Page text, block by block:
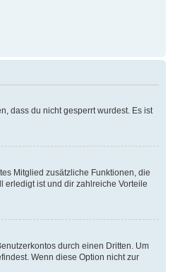
dass du nicht gesperrt wurdest. Es ist
Mitglied zusätzliche Funktionen, die
erledigt ist und dir zahlreiche Vorteile
durch einen Dritten. Um
Wenn diese Option nicht zur